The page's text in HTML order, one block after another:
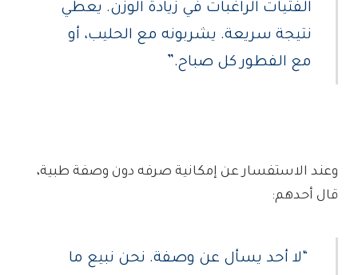
الفتيات الراغبات في زيادة الوزن. يعطي
نتيجة سريعة. يشربونه مع الحليب، أو
مع الفطور كل صباح.”
وعند الاستفسار عن إمكانية صرفه دون وصفة طبية،
قال أحدهم:
“لا أحد يسأل عن وصفة. نحن نبيع ما